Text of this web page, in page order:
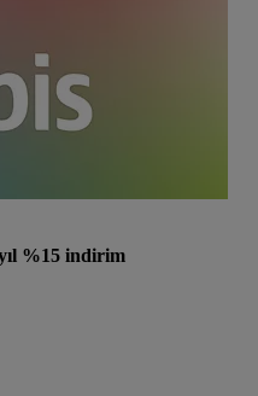
%15 indirim